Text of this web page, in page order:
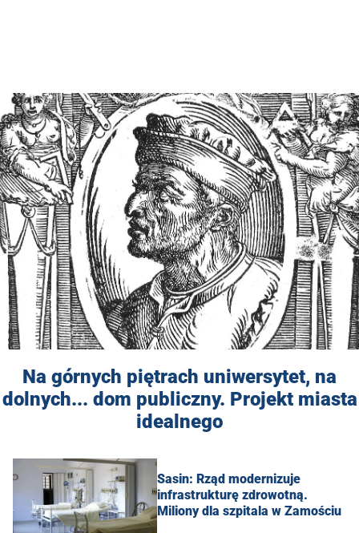
Na górnych piętrach uniwersytet, na
dolnych... dom publiczny. Projekt miasta
idealnego
Sasin: Rząd modernizuje
infrastrukturę zdrowotną.
Miliony dla szpitala w Zamościu